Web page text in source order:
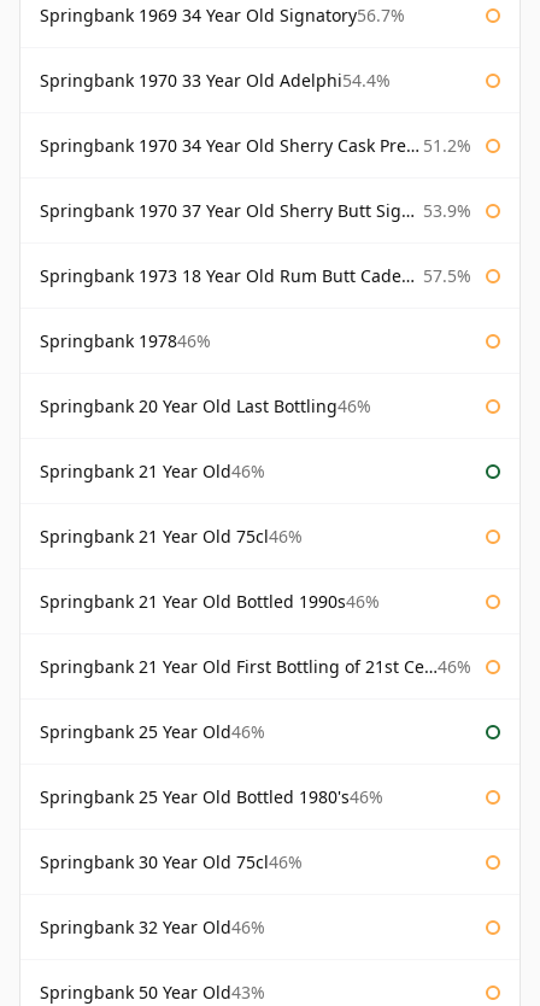
Springbank 1969 34 Year Old Signatory56.7%
Springbank 1970 33 Year Old Adelphi54.4%
Springbank 1970 34 Year Old Sherry Cask Prestonfield 51.2%
Springbank 1970 37 Year Old Sherry Butt Signatory Cask Strength Collection 53.9%
Springbank 1973 18 Year Old Rum Butt Cadenhead's 57.5%
Springbank 197846%
Springbank 20 Year Old Last Bottling46%
Springbank 21 Year Old46%
Springbank 21 Year Old 75cl46%
Springbank 21 Year Old Bottled 1990s46%
Springbank 21 Year Old First Bottling of 21st Century 46%
Springbank 25 Year Old46%
Springbank 25 Year Old Bottled 1980's46%
Springbank 30 Year Old 75cl46%
Springbank 32 Year Old46%
Springbank 50 Year Old43%